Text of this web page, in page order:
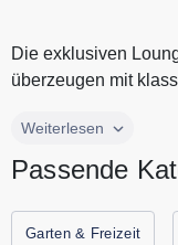
Die exklusiven
überzeugen mit
Die exklusiven
Funktionalität und
april furniture, und
Weiterlesen
Passende
Garten & Freizeit